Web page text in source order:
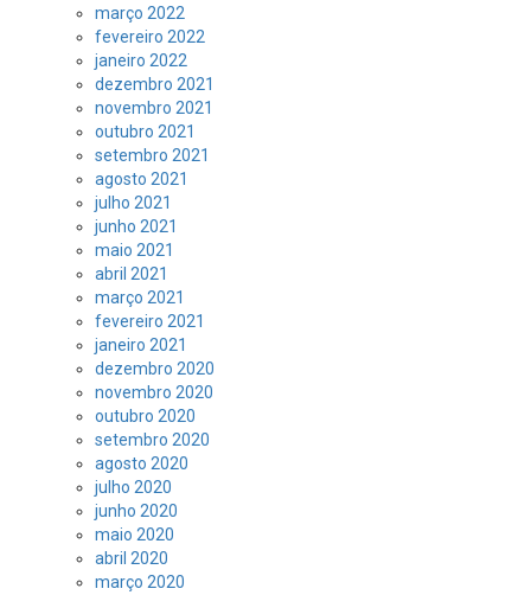
março 2022
fevereiro 2022
janeiro 2022
dezembro 2021
novembro 2021
outubro 2021
setembro 2021
agosto 2021
julho 2021
junho 2021
maio 2021
abril 2021
março 2021
fevereiro 2021
janeiro 2021
dezembro 2020
novembro 2020
outubro 2020
setembro 2020
agosto 2020
julho 2020
junho 2020
maio 2020
abril 2020
março 2020